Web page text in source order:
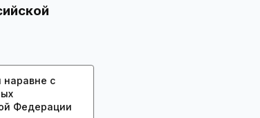
наравне с
Федерации